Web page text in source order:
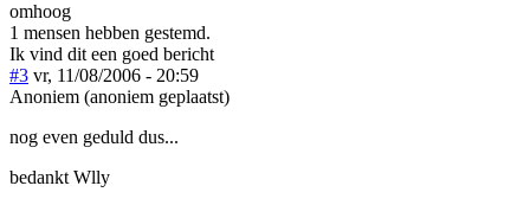
omhoog
1 mensen hebben gestemd.
Ik vind dit een goed bericht
#3 vr, 11/08/2006 - 20:59
Anoniem (anoniem geplaatst)
nog even geduld dus...
bedankt Wlly